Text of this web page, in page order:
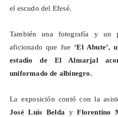
el escudo del Efesé.
También una fotografía y un
aficionado que fue ‘El Abute’,
estadio de El Almarjal
uniformado de albinegro.
La exposición contó con la
José Luis Belda yFlorentino